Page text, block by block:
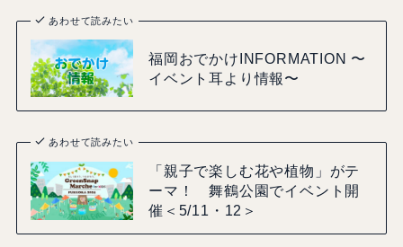
あわせて読みたい
福岡おでかけINFORMATION 〜
イベント耳より情報〜
あわせて読みたい
「親子で楽しむ花や植物」がテ
ーマ！ 舞鶴公園でイベント開
催＜5/11・12＞